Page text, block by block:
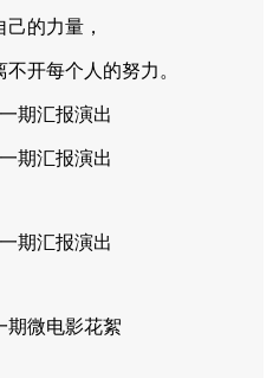
的力量，
开每个人的努力。
期汇报演出
期汇报演出
期汇报演出
期微电影花絮